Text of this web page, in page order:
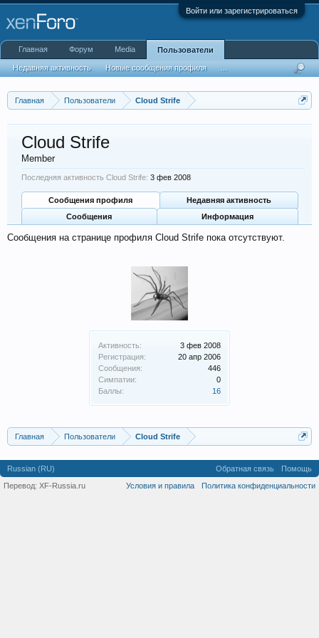
Войти или зарегистрироваться
Главная Пользователи Cloud Strife
Активность:
3 фев 2008
Регистрация:
20 апр 2006
Сообщения:
446
Симпатии:
0
Баллы:
16
Cloud Strife
Member
Последняя активность Cloud Strife: 3 фев 2008
Сообщения профиля
Недавняя активность
Сообщения
Информация
Сообщения на странице профиля Cloud Strife пока отсутствуют.
Главная Пользователи Cloud Strife
Главная Форум Media Пользователи
Недавняя активность Новые сообщения профиля
Russian (RU) Обратная связь
Помощь
Условия и правила
Политика конфиденциальности
Перевод: XF-Russia.ru